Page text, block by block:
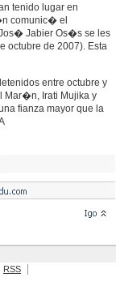
tenido lugar en
comunic� el
Jabier Os�s se les
octubre de 2007). Esta
entre octubre y
Mar�n, Irati Mujika y
fianza mayor que la
RSS